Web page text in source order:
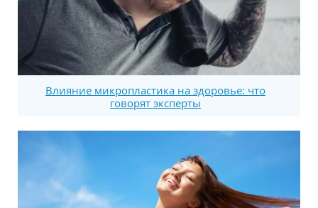
Влияние микропластика на здоровье: что
говорят эксперты